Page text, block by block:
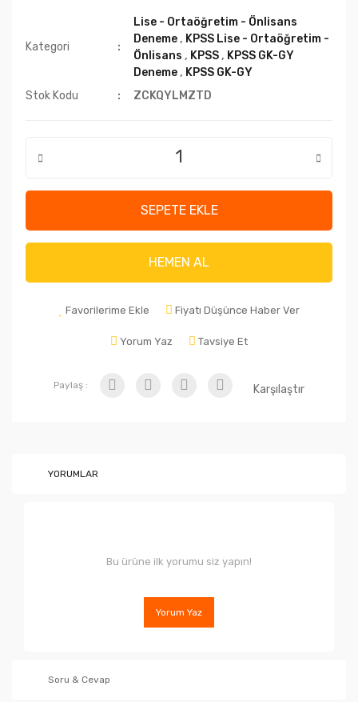
Kategori
Lise - Ortaöğretim - Önlisans
Deneme, KPSS Lise - Ortaöğretim -
Önlisans , KPSS, KPSS GK-GY
Deneme, KPSS GK-GY
Stok Kodu
ZCKQYLMZTD
SEPETE EKLE
HEMEN AL
Favorilerime Ekle Fiyatı Düşünce Haber Ver
Yorum Yaz Tavsiye Et
Paylaş : Karşılaştır
YORUMLAR
Bu ürüne ilk yorumu siz yapın!
Yorum Yaz
Soru & Cevap